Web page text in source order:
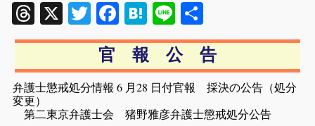
Threads
X TwitterFacebook
Hatena
Line
有
官 報 公 告
弁護士懲戒処分情報 6 月28 日付官報 採決の公告（処分
変更）
第二東京弁護士会 猪野雅彦弁護士懲戒処分公告